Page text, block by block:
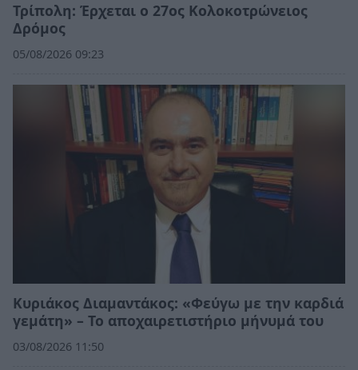
Τρίπολη: Έρχεται ο 27ος Κολοκοτρώνειος
Δρόμος
05/08/2026 09:23
Κυριάκος Διαμαντάκος: «Φεύγω με την καρδιά
γεμάτη» – Το αποχαιρετιστήριο μήνυμά του
03/08/2026 11:50